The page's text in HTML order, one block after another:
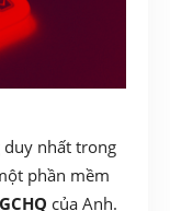
duy nhất trong
phần mềm
GCHQ của Anh.